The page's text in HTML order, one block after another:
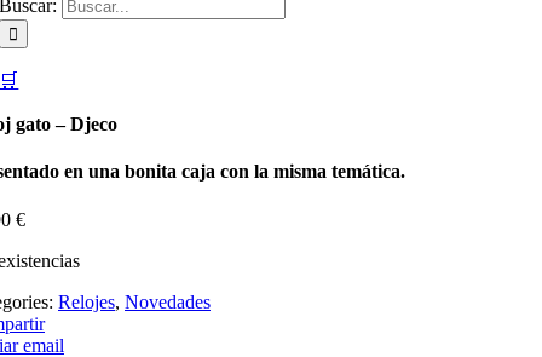
Buscar:
🛒
gato – Djeco
en una bonita caja con la misma temática.
€
Relojes, Novedades
email